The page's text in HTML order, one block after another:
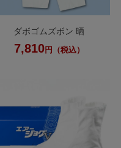
ダボゴムズボン 晒
7,810円（税込）